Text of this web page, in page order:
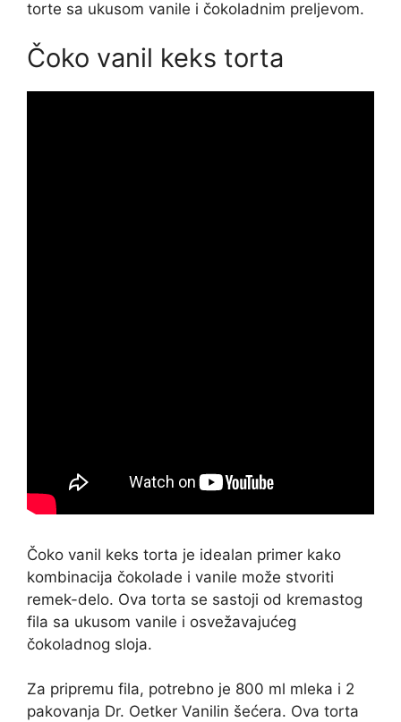
torte sa ukusom vanile i čokoladnim preljevom.
Čoko vanil keks torta
Čoko vanil keks torta je idealan primer kako
kombinacija čokolade i vanile može stvoriti
remek-delo. Ova torta se sastoji od kremastog
fila sa ukusom vanile i osvežavajućeg
čokoladnog sloja.
Za pripremu fila, potrebno je 800 ml mleka i 2
pakovanja Dr. Oetker Vanilin šećera. Ova torta